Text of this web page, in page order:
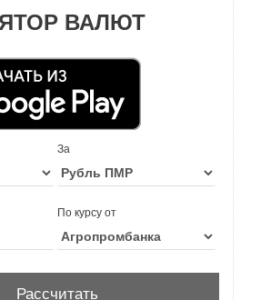
ВАЛЮТ
За
По курсу от